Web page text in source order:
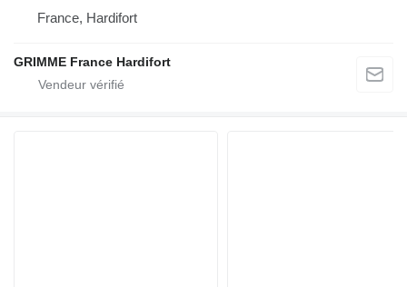
France, Hardifort
GRIMME France Hardifort